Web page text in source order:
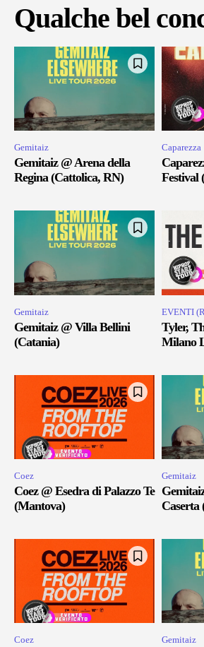
Qualche bel
Gemitaiz
Gemitaiz @ Arena della
Regina (Cattolica, RN)
Caparezza
Festival
Gemitaiz
Gemitaiz @ Villa Bellini
(Catania)
EVENTI
Tyler,
Milano
Coez
Coez @ Esedra di Palazzo Te
(Mantova)
Gemitaiz
Caserta
Coez Gemitaiz